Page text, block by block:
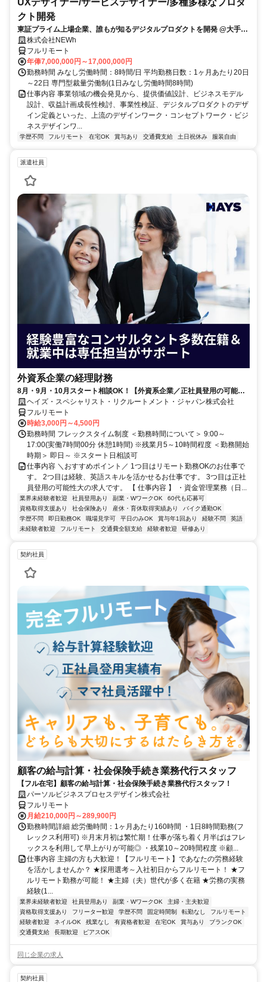
クト開発
東証プライム上場企業、誰もが知るデジタルプロダクトを開発 @大手町
駅 株式会社NEWh
フルリモート
年俸7,000,000円～17,000,000円
勤務時間 みなし労働時間：8時間/日 平均勤務日数：1ヶ月あたり20日
～22日 専門型裁量労働制(1日みなし労働時間8時間)
仕事内容 事業領域の機会発見から、提供価値設計、ビジネスモデル
設計、収益計画成長性検討、事業性検証、デジタルプロダクトのデザ
イン定義といった、上流のデザインワーク・コンセプトワーク・ビジ
ネスデザインワ...
学歴不問 フルリモート 在宅OK 賞与あり 交通費支給 土日祝休み 服装自由
派遣社員
外資系企業の経理財務
8月・9月・10月スタート相談OK！【外資系企業／正社員登用の可能性
大／700万～800万／リモート勤務OK】経理財務
ヘイズ・スペシャリスト・リクルートメント・ジャパン株式会社
フルリモート
時給3,000円～4,500円
勤務時間 フレックスタイム制度 ＜勤務時間について＞ 9:00～
17:00(実働7時間00分 休憩1時間) ※残業月5～10時間程度 ＜勤務開始
時期＞ 即日～ ※スタート日相談可
仕事内容 ＼おすすめポイント／ 1つ目はリモート勤務OKのお仕事で
す。 2つ目は経験、英語スキルを活かせるお仕事です。 3つ目は正社
員登用の可能性大の求人です。 【 仕事内容 】 ・資金管理業務（日...
業界未経験者歓迎 社員登用あり 副業・WワークOK
60代も応募可
資格取得支援あり
社会保険あり 産休・育休取得実績あり
バイク通勤OK
学歴不問
即日勤務OK 職場見学可 平日のみOK 賞与年1回あり 経験不問
英語
未経験者歓迎
フルリモート 交通費全額支給 経験者歓迎 研修あり
契約社員
顧客の給与計算・社会保険手続き業務代行スタッフ
【フル在宅】顧客の給与計算・社会保険手続き業務代行スタッフ！
パーソルビジネスプロセスデザイン株式会社
フルリモート
月給210,000円～289,900円
勤務時間詳細 総労働時間：1ヶ月あたり160時間 ・1日8時間勤務(フ
レックス利用可) ※月末月初は繁忙期！仕事が落ち着く月半ばはフレ
ックスを利用して早上がりが可能◎ ・残業10～20時間程度 ※顧...
仕事内容 主婦の方も大歓迎！【フルリモート】であなたの労務経験
を活かしませんか？ ★採用選考～入社初日からフルリモート！ ★フ
ルリモート勤務が可能！ ★主婦（夫）世代が多く在籍 ★労務の実務
経験(1...
業界未経験者歓迎 社員登用あり 副業・WワークOK
主婦・主夫歓迎
資格取得支援あり
フリーター歓迎 学歴不問 固定時間制 転勤なし
フルリモート
経験者歓迎
ネイルOK 残業なし 有資格者歓迎 在宅OK 賞与あり
ブランクOK
交通費支給
長期歓迎 ピアスOK
同じ企業の求人
契約社員